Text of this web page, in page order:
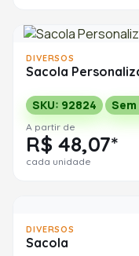
DIVERSOS
Sacola
SKU: 92824
A partir de
R$ 48,07*
cada unidade
DIVERSOS
Sacola